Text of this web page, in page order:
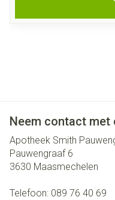
Neem contact met
Apotheek Smith
Pauwengraaf 6
3630 Maasmechelen
Telefoon: 089 76 40 69